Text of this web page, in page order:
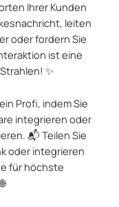
Ihrer Kunden
leiten
oder fordern Sie
ist eine
✨
Profi, indem Sie
integrieren oder
📬 Teilen Sie
oder integrieren
für höchste